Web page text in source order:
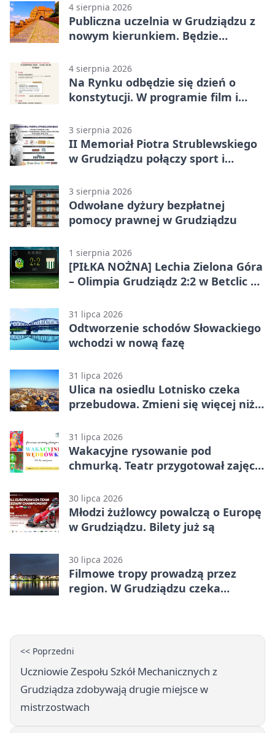
4 sierpnia 2026
Publiczna uczelnia w Grudziądzu z
nowym kierunkiem. Będzie
4 sierpnia 2026
Na Rynku odbędzie się dzień o
konstytucji. W programie film i
3 sierpnia 2026
II Memoriał Piotra Strublewskiego
w Grudziądzu połączy sport i
3 sierpnia 2026
Odwołane dyżury bezpłatnej
pomocy prawnej w Grudziądzu
1 sierpnia 2026
[PIŁKA NOŻNA] Lechia Zielona Góra
– Olimpia Grudziądz 2:2 w Betclic 2.
końcówce
31 lipca 2026
Odtworzenie schodów Słowackiego
wchodzi w nową fazę
31 lipca 2026
Ulica na osiedlu Lotnisko czeka
przebudowa. Zmieni się więcej niż
31 lipca 2026
Wakacyjne rysowanie pod
chmurką. Teatr przygotował zajęcia
30 lipca 2026
Młodzi żużlowcy powalczą o Europę
w Grudziądzu. Bilety już są
30 lipca 2026
Filmowe tropy prowadzą przez
region. W Grudziądzu czeka
<< Poprzedni
Uczniowie Zespołu Szkół Mechanicznych z
Grudziądza zdobywają drugie miejsce w
mistrzostwach